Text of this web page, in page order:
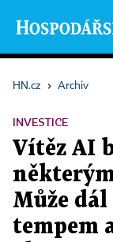
HN.cz › Archiv
INVESTICE
Vítěz AI
Může
tempem